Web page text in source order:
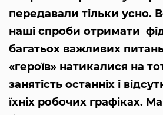
передавали тільки усно.
наші спроби отримати
багатьох важливих
«героїв» натикалися на
занятість останніх і
їхніх робочих графіках.